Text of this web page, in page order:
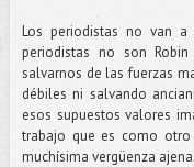
Los periodistas no van
periodistas no son
salvarnos de las fuerzas
débiles ni salvando
esos supuestos valores
trabajo que es como otro
muchísima vergüenza ajena.